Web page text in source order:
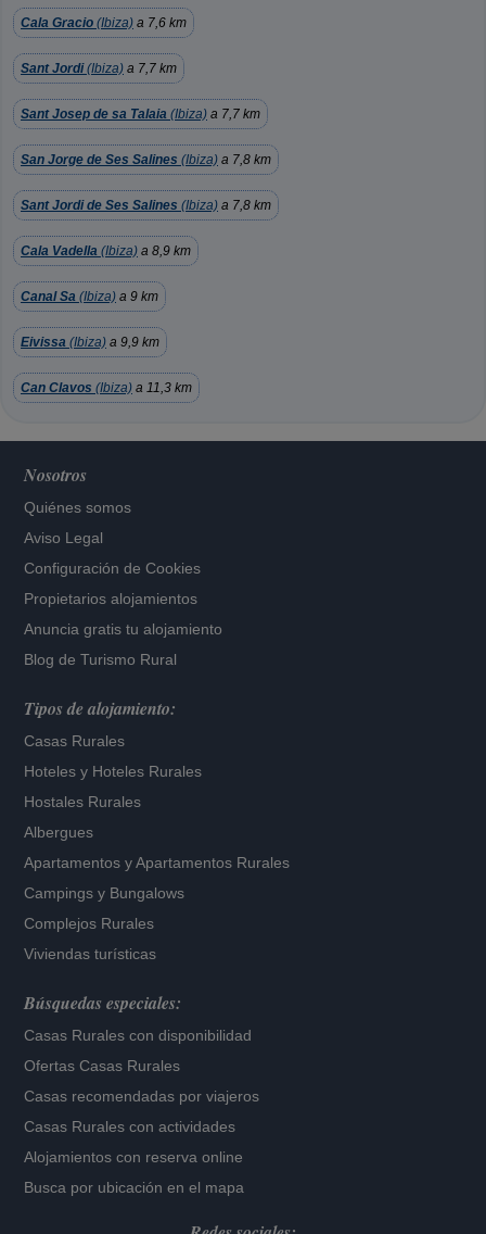
Cala Gracio (Ibiza) a 7,6 km
Sant Jordi(Ibiza) a 7,7 km
Sant Josep de sa Talaia (Ibiza) a 7,7 km
San Jorge de Ses Salines (Ibiza) a 7,8 km
Sant Jordi de Ses Salines (Ibiza) a 7,8 km
Cala Vadella (Ibiza) a 8,9 km
Canal Sa (Ibiza) a 9 km
Eivissa (Ibiza) a 9,9 km
Can Clavos (Ibiza) a 11,3 km
Nosotros
Quiénes somos
Aviso Legal
Configuración de Cookies
Propietarios alojamientos
Anuncia gratis tu alojamiento
Blog de Turismo Rural
Tipos de alojamiento:
Casas Rurales
Hoteles y Hoteles Rurales
Hostales Rurales
Albergues
Apartamentos yApartamentos Rurales
Campings y Bungalows
Complejos Rurales
Viviendas turísticas
Búsquedas especiales:
Casas Rurales con disponibilidad
Ofertas Casas Rurales
Casas recomendadas por viajeros
Casas Rurales con actividades
Alojamientos con reserva online
Busca por ubicación en el mapa